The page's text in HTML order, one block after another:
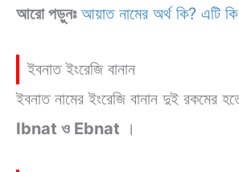
আরো পড়ুনঃ আয়াত নামের অর্থ কি? এটি
ইবনাত ইংরেজি বানান
ইবনাত নামের ইংরেজি বানান দুই রকমের
Ibnat ও Ebnat ।